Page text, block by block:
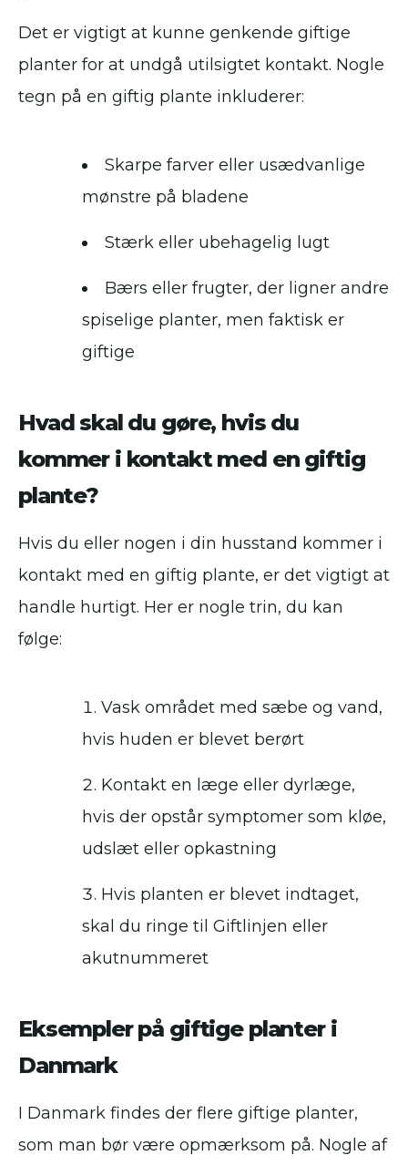
Det er vigtigt at kunne genkende giftige
planter for at undgå utilsigtet kontakt. Nogle
tegn på en giftig plante inkluderer:
Skarpe farver eller usædvanlige
mønstre på bladene
Stærk eller ubehagelig lugt
Bærs eller frugter, der ligner andre
spiselige planter, men faktisk er
giftige
Hvad skal du gøre, hvis du
kommer i kontakt med en giftig
plante?
Hvis du eller nogen i din husstand kommer i
kontakt med en giftig plante, er det vigtigt at
handle hurtigt. Her er nogle trin, du kan
følge:
Vask området med sæbe og vand,
hvis huden er blevet berørt
Kontakt en læge eller dyrlæge,
hvis der opstår symptomer som kløe,
udslæt eller opkastning
Hvis planten er blevet indtaget,
skal du ringe til Giftlinjen eller
akutnummeret
Eksempler på giftige planter i
Danmark
I Danmark findes der flere giftige planter,
som man bør være opmærksom på. Nogle af